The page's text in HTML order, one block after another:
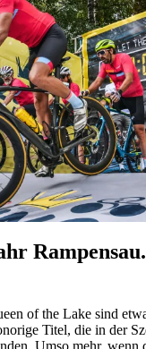
of the Lake sind
Titel, die in der
Umso mehr, wenn